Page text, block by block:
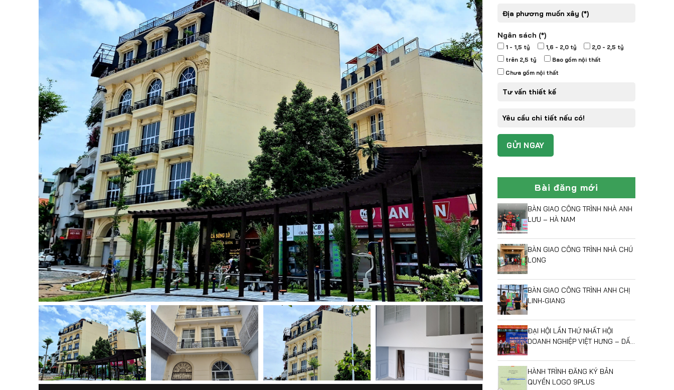
Ngân sách (*)
1 - 1,5 tỷ 1,6 - 2,0 tỷ
2,0 - 2,5 tỷ
trên 2,5 tỷ
Bao gồm nội thất
Chưa gồm nội thất
Bài đăng mới
BÀN GIAO CÔNG TRÌNH NHÀ ANH
LƯU – HÀ NAM
BÀN GIAO CÔNG TRÌNH NHÀ CHÚ
LONG
BÀN GIAO CÔNG TRÌNH ANH CHỊ
LINH-GIANG
ĐẠI HỘI LẦN THỨ NHẤT HỘI
DOANH NGHIỆP VIỆT HƯNG – DẤU
TRIỂN MỚI
HÀNH TRÌNH ĐĂNG KÝ BẢN
QUYỀN LOGO 9PLUS